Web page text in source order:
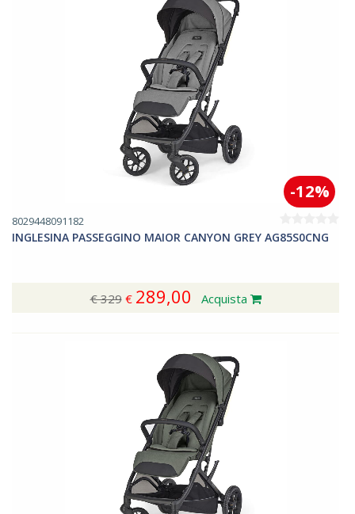
8029448091182
INGLESINA PASSEGGINO MAIOR CANYON GREY AG85S0CNG
€ 329€ 289,00
-12%
Acquista